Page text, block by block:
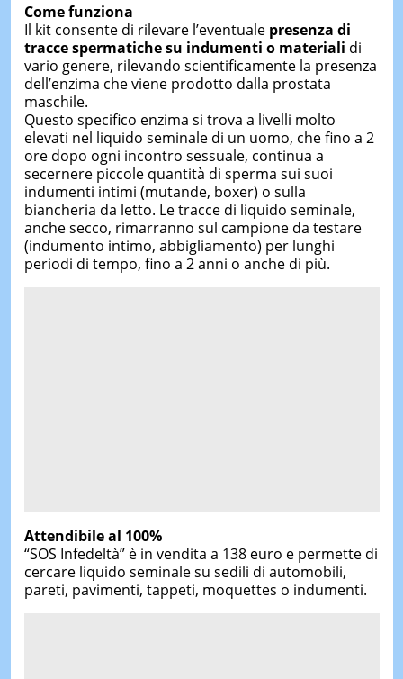
Come funziona
Il kit consente di rilevare l’eventuale presenza di
tracce spermatiche su indumenti o materiali di
vario genere, rilevando scientificamente la presenza
dell’enzima che viene prodotto dalla prostata
maschile.
Questo specifico enzima si trova a livelli molto
elevati nel liquido seminale di un uomo, che fino a 2
ore dopo ogni incontro sessuale, continua a
secernere piccole quantità di sperma sui suoi
indumenti intimi (mutande, boxer) o sulla
biancheria da letto. Le tracce di liquido seminale,
anche secco, rimarranno sul campione da testare
(indumento intimo, abbigliamento) per lunghi
periodi di tempo, fino a 2 anni o anche di più.
Attendibile al 100%
“SOS Infedeltà” è in vendita a 138 euro e permette di
cercare liquido seminale su sedili di automobili,
pareti, pavimenti, tappeti, moquettes o indumenti.